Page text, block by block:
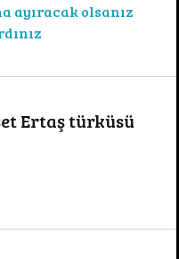
ayıracak olsanız
Ertaş türküsü